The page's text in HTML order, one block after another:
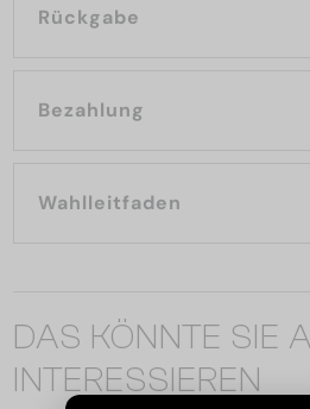
Rückgabe
Bezahlung
Wahlleitfaden
DAS KÖNNTE SIE
INTERESSIEREN